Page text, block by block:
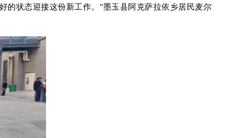
的状态迎接这份新工作。”墨玉县阿克萨拉依乡居民麦尔